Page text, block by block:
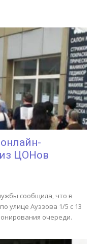
ЦОНов
сообщила, что в
улице Ауэзова 1/5 с 13
очереди.